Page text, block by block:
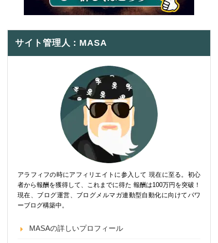
サイト管理人：MASA
アラフィフの時にアフィリエイトに参入して 現在に至る。初心
者から報酬を獲得して、これまでに得た 報酬は100万円を突破！
現在、ブログ運営、ブログメルマガ連動型自動化に向けてパワ
ーブログ構築中。
MASAの詳しいプロフィール